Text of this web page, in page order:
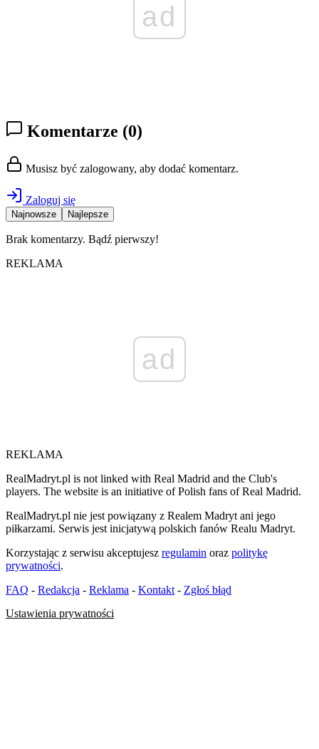
ad
Komentarze (0)
Musisz być zalogowany, aby dodać komentarz.
Zaloguj się
Najnowsze Najlepsze
Brak komentarzy. Bądź pierwszy!
REKLAMA
ad
REKLAMA
RealMadryt.pl is not linked with Real Madrid and the Club's
players. The website is an initiative of Polish fans of Real Madrid.
RealMadryt.pl nie jest powiązany z Realem Madryt ani jego
piłkarzami. Serwis jest inicjatywą polskich fanów Realu Madryt.
Korzystając z serwisu akceptujesz regulamin oraz politykę
prywatności.
FAQ - Redakcja - Reklama - Kontakt - Zgłoś błąd
Ustawienia prywatności